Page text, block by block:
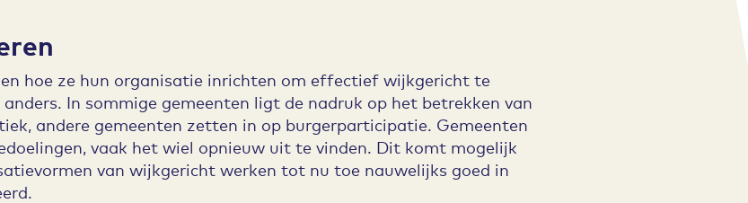
hoe ze hun organisatie inrichten om effectief wijkgericht te
In sommige gemeenten ligt de nadruk op het betrekken van
andere gemeenten zetten in op burgerparticipatie. Gemeenten
vaak het wiel opnieuw uit te vinden. Dit komt mogelijk
van wijkgericht werken tot nu toe nauwelijks goed in